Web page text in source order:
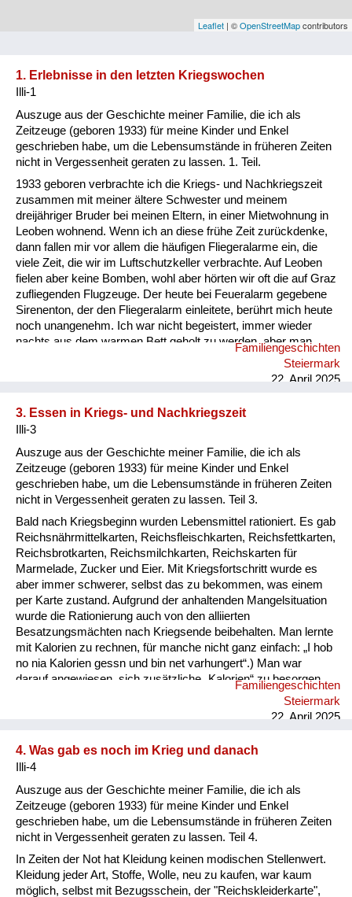
Vorarlberg
Besatzungsmächte
Frauen, Mütter, Kinder
Versorgung
Heimkehrer
Fluchtgeschichten
Familiengeschichten
Schule und Ausbildung
Wiederaufbau und
Wohnen
Leaflet | ©OpenStreetMapcontributors
1. Erlebnisse in den letzten Kriegswochen
Illi-1
Auszuge aus der Geschichte meiner Familie, die ich als
Zeitzeuge (geboren 1933) für meine Kinder und Enkel
geschrieben habe, um die Lebensumstände in früheren Zeiten
nicht in Vergessenheit geraten zu lassen. 1. Teil.
1933 geboren verbrachte ich die Kriegs- und Nachkriegszeit
zusammen mit meiner ältere Schwester und meinem
dreijähriger Bruder bei meinen Eltern, in einer Mietwohnung in
Leoben wohnend. Wenn ich an diese frühe Zeit zurückdenke,
dann fallen mir vor allem die häufigen Fliegeralarme ein, die
viele Zeit, die wir im Luftschutzkeller verbrachte. Auf Leoben
fielen aber keine Bomben, wohl aber hörten wir oft die auf Graz
zufliegenden Flugzeuge. Der heute bei Feueralarm gegebene
Sirenenton, der den Fliegeralarm einleitete, berührt mich heute
noch unangenehm. Ich war nicht begeistert, immer wieder
nachts aus dem warmen Bett geholt zu werden, aber man
nahm es als selbstverständlich hin, wir Kinder kannten es
nicht anders. Rückblickend zeigt es mir, dass sich der
gewöhnen kann. So hatte ich auch keine Angst, dass etwas
Schreckliches passieren könnte. Das Schicksal, ausgebombt
zu werden oder wie es vielen anderen damals erging,...
Familiengeschichten
Steiermark
22. April 2025
3. Essen in Kriegs- und Nachkriegszeit
Illi-3
Auszuge aus der Geschichte meiner Familie, die ich als
Zeitzeuge (geboren 1933) für meine Kinder und Enkel
geschrieben habe, um die Lebensumstände in früheren Zeiten
nicht in Vergessenheit geraten zu lassen. Teil 3.
Bald nach Kriegsbeginn wurden Lebensmittel rationiert. Es gab
Reichsnährmittelkarten, Reichsfleischkarten, Reichsfettkarten,
Reichsbrotkarten, Reichsmilchkarten, Reichskarten für
Marmelade, Zucker und Eier. Mit Kriegsfortschritt wurde es
aber immer schwerer, selbst das zu bekommen, was einem
per Karte zustand. Aufgrund der anhaltenden Mangelsituation
wurde die Rationierung auch von den alliierten
Besatzungsmächten nach Kriegsende beibehalten. Man lernte
mit Kalorien zu rechnen, für manche nicht ganz einfach: „I hob
no nia Kalorien gessn und bin net varhungert“.) Man war
darauf angewiesen, sich zusätzliche „Kalorien“ zu besorgen,
sei es im eigenen Garten, durch „Hamstern“ bei Bauern,
Abstauben auf Feldern oder durch Schwarzhandel, wobei die
Schwerpunkt unserer Ernährung waren Kartoffeln und Mais.
Brot nur aus „schwarzem (Roggen-)Mehl“. Weißbrot lernte ich
das erste Mal Ende 1945 kennen, durch die englische ...
Familiengeschichten
Steiermark
22. April 2025
4. Was gab es noch im Krieg und danach
Illi-4
Auszuge aus der Geschichte meiner Familie, die ich als
Zeitzeuge (geboren 1933) für meine Kinder und Enkel
geschrieben habe, um die Lebensumstände in früheren Zeiten
nicht in Vergessenheit geraten zu lassen. Teil 4.
In Zeiten der Not hat Kleidung keinen modischen Stellenwert.
Kleidung jeder Art, Stoffe, Wolle, neu zu kaufen, war kaum
möglich, selbst mit Bezugsschein, der "Reichskleiderkarte",